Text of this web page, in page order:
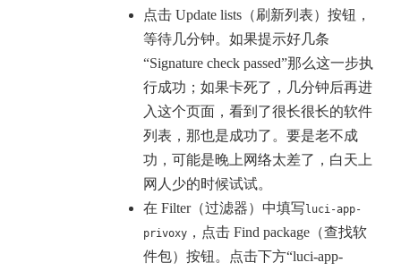
点击 Update lists（刷新列表）按钮，
等待几分钟。如果提示好几条
“Signature check passed”那么这一步执
行成功；如果卡死了，几分钟后再进
入这个页面，看到了很长很长的软件
列表，那也是成功了。要是老不成
功，可能是晚上网络太差了，白天上
网人少的时候试试。
在 Filter（过滤器）中填写 luci-app-
privoxy ，点击 Find package（查找软
件包）按钮。点击下方“luci-app-